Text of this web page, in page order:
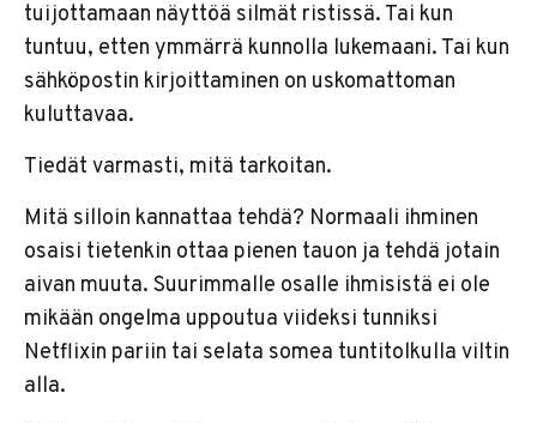
tuijottamaan näyttöä silmät ristissä. Tai kun
tuntuu, etten ymmärrä kunnolla lukemaani. Tai kun
sähköpostin kirjoittaminen on uskomattoman
kuluttavaa.
Tiedät varmasti, mitä tarkoitan.
Mitä silloin kannattaa tehdä? Normaali ihminen
osaisi tietenkin ottaa pienen tauon ja tehdä jotain
aivan muuta. Suurimmalle osalle ihmisistä ei ole
mikään ongelma uppoutua viideksi tunniksi
Netflixin pariin tai selata somea tuntitolkulla viltin
alla.